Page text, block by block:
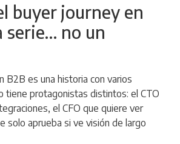
buyer journey en
serie… no un
B2B es una historia con varios
tiene protagonistas distintos: el CTO
el CFO que quiere ver
solo aprueba si ve visión de largo